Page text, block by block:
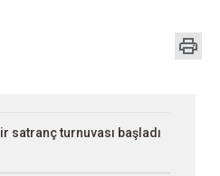
satranç turnuvası başladı